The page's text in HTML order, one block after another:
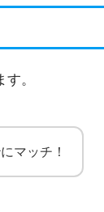
。
マッチ！